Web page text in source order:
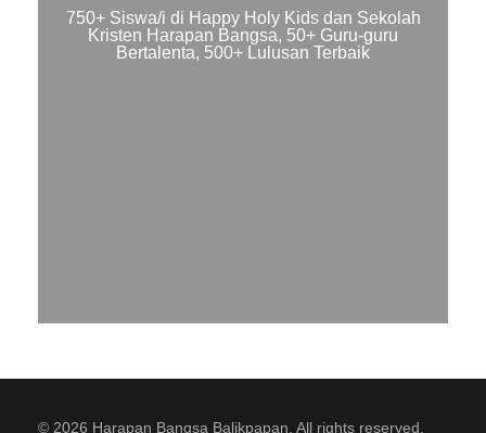
750+ Siswa/i di Happy Holy Kids dan Sekolah
Kristen Harapan Bangsa, 50+ Guru-guru
Bertalenta, 500+ Lulusan Terbaik
© 2026 Harapan Bangsa Balikpapan. All rights reserved.